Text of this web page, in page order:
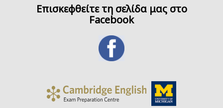
Επισκεφθείτε τη σελίδα μας στο
Facebook